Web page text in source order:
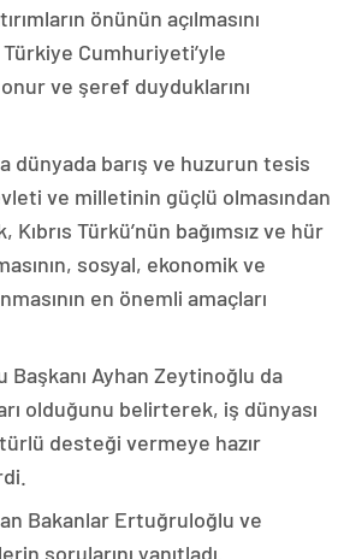
önünün açılmasını
Cumhuriyeti’yle
ve şeref duyduklarını
dünyada barış ve huzurun tesis
ve milletinin güçlü olmasından
Türkü’nün bağımsız ve hür
sosyal, ekonomik ve
en önemli amaçları
Başkanı Ayhan Zeytinoğlu da
olduğunu belirterek, iş dünyası
desteği vermeye hazır
Bakanlar Ertuğruloğlu ve
sorularını yanıtladı.